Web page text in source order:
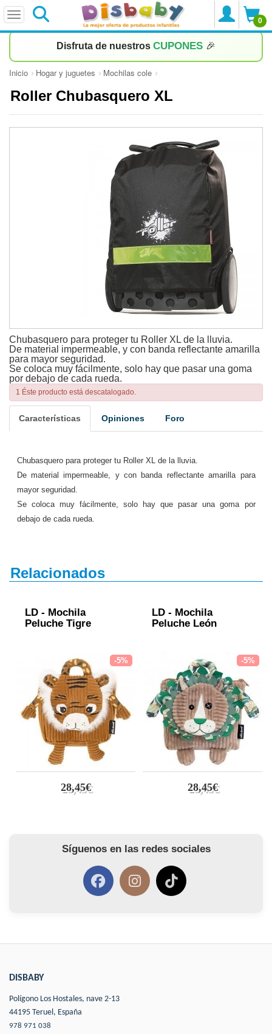
0
Disfruta de nuestros CUPONES 🎉
Inicio Hogar y juguetes Mochilas cole
Roller Chubasquero XL
Chubasquero para proteger tu Roller XL de la lluvia.
De material impermeable, y con banda reflectante amarilla
para mayor seguridad.
Se coloca muy fácilmente, solo hay que pasar una goma
por debajo de cada rueda.
1 Éste producto está descatalogado.
Características Opiniones Foro
Chubasquero para proteger tu Roller XL de la lluvia.
De material impermeable, y con banda reflectante amarilla para
mayor seguridad.
Se coloca muy fácilmente, solo hay que pasar una goma por
debajo de cada rueda.
Relacionados
LD - Mochila
Peluche Tigre
-5%
28,45€
LD - Mochila
Peluche León
-5%
28,45€
Síguenos en las redes sociales
DISBABY
Polígono Los Hostales, nave 2-13
44195 Teruel, España
978 971 038